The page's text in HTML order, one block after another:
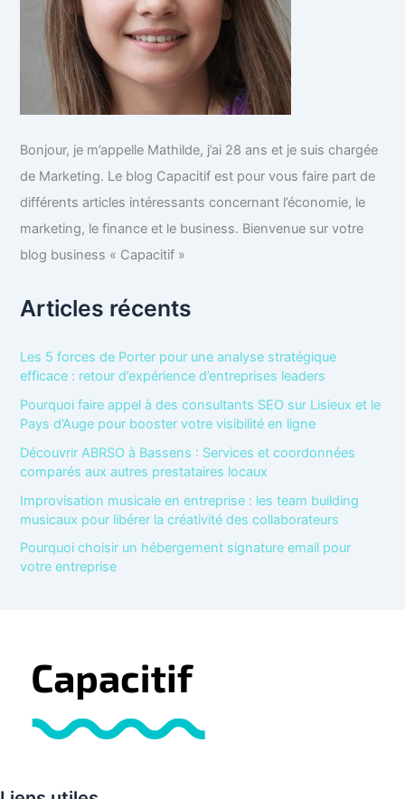
Bonjour, je m’appelle Mathilde, j’ai 28 ans et je suis chargée
de Marketing. Le blog Capacitif est pour vous faire part de
différents articles intéressants concernant l’économie, le
marketing, le finance et le business. Bienvenue sur votre
blog business « Capacitif »
Articles récents
Les 5 forces de Porter pour une analyse stratégique
efficace : retour d’expérience d’entreprises leaders
Pourquoi faire appel à des consultants SEO sur Lisieux et le
Pays d’Auge pour booster votre visibilité en ligne
Découvrir ABRSO à Bassens : Services et coordonnées
comparés aux autres prestataires locaux
Improvisation musicale en entreprise : les team building
musicaux pour libérer la créativité des collaborateurs
Pourquoi choisir un hébergement signature email pour
votre entreprise